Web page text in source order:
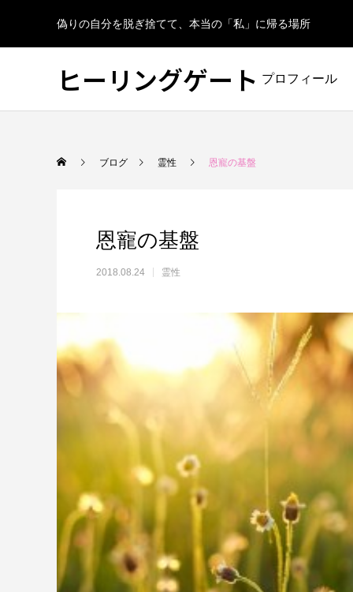
偽りの自分を脱ぎ捨てて、本当の「私」に帰る場所
ヒーリングゲート プロフィール
ブログ 霊性 恩寵の基盤
恩寵の基盤
2018.08.24 霊性